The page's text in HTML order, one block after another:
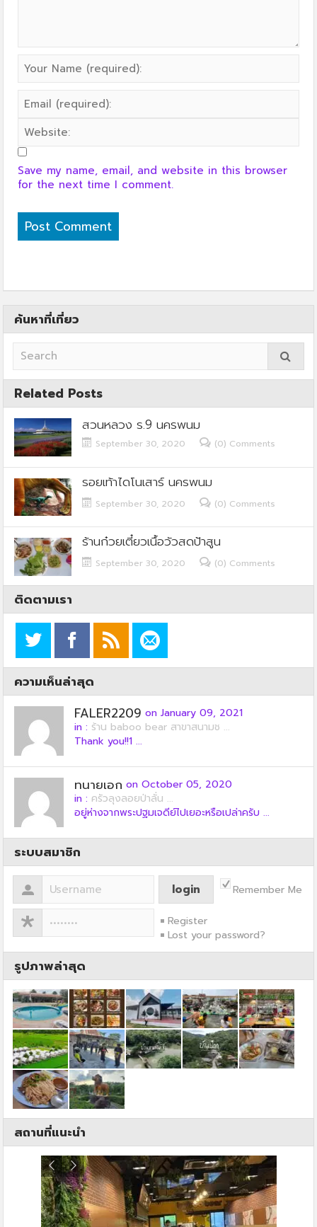
Save my name, email, and website in this browser
for the next time I comment.
ค้นหาที่เที่ยว
Related Posts
สวนหลวง ร.9 นครพนม
September 30, 2020 (0) Comments
รอยเท้าไดโนเสาร์ นครพนม
September 30, 2020 (0) Comments
ร้านก๋วยเตี๋ยวเนื้อวัวสดป้าสูน
September 30, 2020 (0) Comments
ติดตามเรา
ความเห็นล่าสุด
FALER2209 on January 09, 2021
in : ร้าน baboo bear สาขาสนามช ...
Thank you!!1 ...
ทนายเอก on October 05, 2020
in : ครัวลุงลอยป่าลั่น ...
อยู่ห่างจากพระปฐมเจดีย์ไปเยอะหรือเปล่าครับ ...
ระบบสมาชิก
Remember Me
Register
Lost your password?
รูปภาพล่าสุด
สถานที่แนะนำ